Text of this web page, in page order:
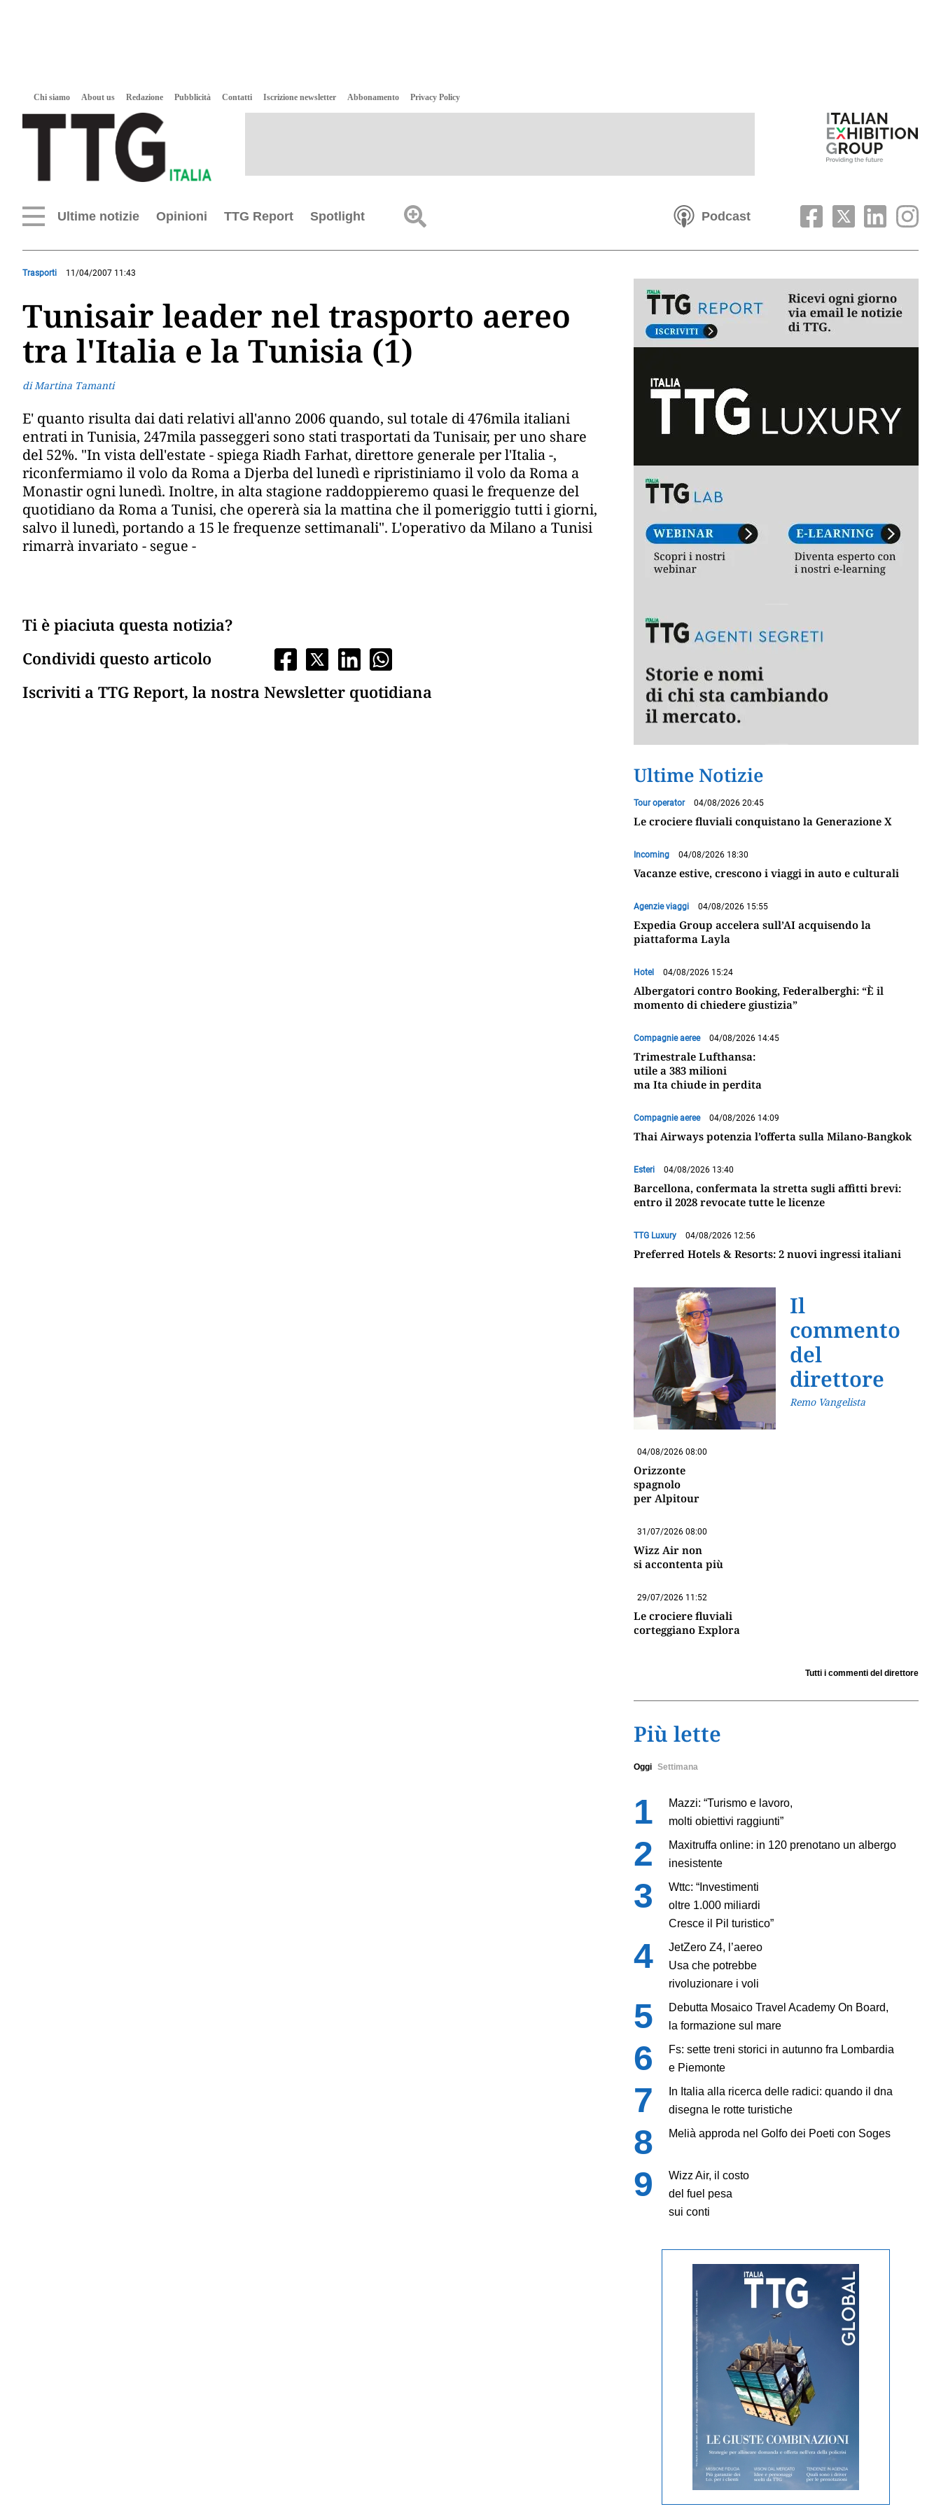
Chi siamo About us Redazione Pubblicità Contatti Iscrizione newsletter Abbonamento Privacy Policy
Ultime notizie Opinioni TTG Report Spotlight Podcast
Trasporti 11/04/2007 11:43
Tunisair leader nel trasporto aereo
tra l'Italia e la Tunisia (1)
di Martina Tamanti
E' quanto risulta dai dati relativi all'anno 2006 quando, sul totale di 476mila italiani
entrati in Tunisia, 247mila passeggeri sono stati trasportati da Tunisair, per uno share
del 52%. "In vista dell'estate - spiega Riadh Farhat, direttore generale per l'Italia -,
riconfermiamo il volo da Roma a Djerba del lunedì e ripristiniamo il volo da Roma a
Monastir ogni lunedì. Inoltre, in alta stagione raddoppieremo quasi le frequenze del
quotidiano da Roma a Tunisi, che opererà sia la mattina che il pomeriggio tutti i giorni,
salvo il lunedì, portando a 15 le frequenze settimanali". L'operativo da Milano a Tunisi
rimarrà invariato - segue -
Ti è piaciuta questa notizia?
Condividi questo articolo
Iscriviti a TTG Report, la nostra Newsletter quotidiana
Ultime Notizie
Tour operator 04/08/2026 20:45
Le crociere fluviali conquistano la Generazione X
Incoming 04/08/2026 18:30
Vacanze estive, crescono i viaggi in auto e culturali
Agenzie viaggi 04/08/2026 15:55
Expedia Group accelera sull’AI acquisendo la
piattaforma Layla
Hotel 04/08/2026 15:24
Albergatori contro Booking, Federalberghi: “È il
momento di chiedere giustizia”
Compagnie aeree 04/08/2026 14:45
Trimestrale Lufthansa:
utile a 383 milioni
ma Ita chiude in perdita
Compagnie aeree 04/08/2026 14:09
Thai Airways potenzia l’offerta sulla Milano-Bangkok
Esteri 04/08/2026 13:40
Barcellona, confermata la stretta sugli affitti brevi:
entro il 2028 revocate tutte le licenze
TTG Luxury 04/08/2026 12:56
Preferred Hotels & Resorts: 2 nuovi ingressi italiani
Il
commento
del
direttore
Remo Vangelista
04/08/2026 08:00
Orizzonte
spagnolo
per Alpitour
31/07/2026 08:00
Wizz Air non
si accontenta più
29/07/2026 11:52
Le crociere fluviali
corteggiano Explora
Tutti i commenti del direttore
Più lette
Oggi Settimana
Mazzi: “Turismo e lavoro,
molti obiettivi raggiunti”
Maxitruffa online: in 120 prenotano un albergo
inesistente
Wttc: “Investimenti
oltre 1.000 miliardi
Cresce il Pil turistico”
JetZero Z4, l’aereo
Usa che potrebbe
rivoluzionare i voli
Debutta Mosaico Travel Academy On Board,
la formazione sul mare
Fs: sette treni storici in autunno fra Lombardia
e Piemonte
In Italia alla ricerca delle radici: quando il dna
disegna le rotte turistiche
Melià approda nel Golfo dei Poeti con Soges
Wizz Air, il costo
del fuel pesa
sui conti